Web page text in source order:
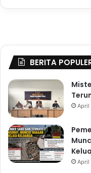
BERITA
April
April